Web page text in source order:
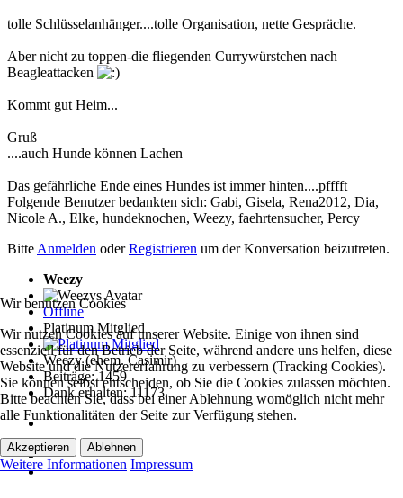
tolle Schlüsselanhänger....tolle Organisation, nette Gespräche.
Aber nicht zu toppen-die fliegenden Currywürstchen nach
Beagleattacken
Kommt gut Heim...
Gruß
....auch Hunde können Lachen
Das gefährliche Ende eines Hundes ist immer hinten....pfffft
Folgende Benutzer bedankten sich: Gabi, Gisela, Rena2012, Dia,
Nicole A., Elke, hundeknochen, Weezy, faehrtensucher, Percy
Bitte Anmelden oderRegistrieren um der Konversation beizutreten.
Weezy
Offline
Platinum Mitglied
Weezy (ehem. Casimir)
Beiträge: 1459
Dank erhalten: 11173
Wir benutzen Cookies
Wir nutzen Cookies auf unserer Website. Einige von ihnen sind
essenziell für den Betrieb der Seite, während andere uns helfen, diese
Website und die Nutzererfahrung zu verbessern (Tracking Cookies).
Sie können selbst entscheiden, ob Sie die Cookies zulassen möchten.
Bitte beachten Sie, dass bei einer Ablehnung womöglich nicht mehr
alle Funktionalitäten der Seite zur Verfügung stehen.
Akzeptieren Ablehnen
Weitere Informationen Impressum